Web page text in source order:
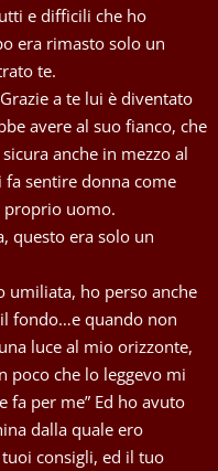
e difficili che ho
era rimasto solo un
te.
a te lui è diventato
avere al suo fianco, che
anche in mezzo al
fa sentire donna come
proprio uomo.
questo era solo un
ho perso anche
fondo…e quando non
luce al mio orizzonte,
poco che lo leggevo mi
fa per me” Ed ho avuto
dalla quale ero
consigli, ed il tuo